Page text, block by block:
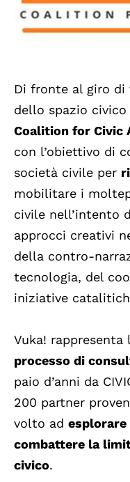
Di fronte al giro
dello spazio
Coalition for Civic
con l’obiettivo di
società civile per
mobilitare i
civile nell’intento
approcci creativi
della contro-
tecnologia, del
iniziative
Vuka!
processo di
paio d’anni da
200 partner
volto ad
combattere la
civico.